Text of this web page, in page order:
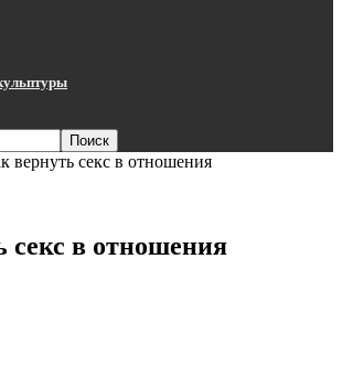
вернуть секс в отношения
секс в отношения